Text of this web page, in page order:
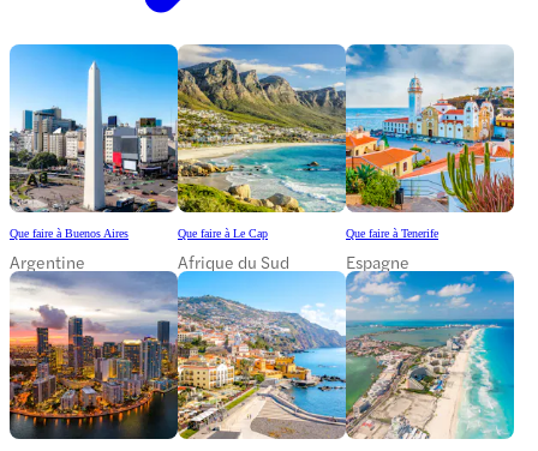
Que faire à Buenos Aires
Argentine
Que faire à Le Cap
Afrique du Sud
Que faire à Tenerife
Espagne